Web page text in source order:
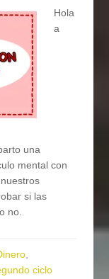
Hola
a
una
mental con
si las
no.
,
ciclo